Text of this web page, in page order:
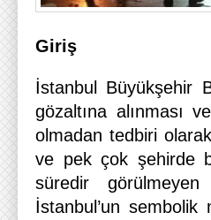
Giriş
İstanbul Büyükşehir
gözaltına alınması
olmadan tedbiri
ve pek çok şehirde
süredir
İstanbul’un